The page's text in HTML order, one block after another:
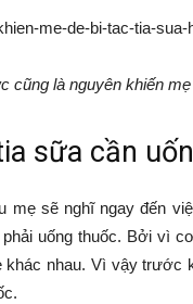
cũng là nguyên khiến
sữa cần
mẹ sẽ nghĩ ngay đến
uống thuốc. Bởi vì
nhau. Vì vậy trước